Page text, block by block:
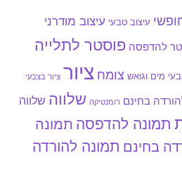
עיצוב טבעי עיצוב מודרני
להדפסה פוסטר לתלייה
מים וגואש צומח ציור ציור בצבעי
בחינם רומנטיקה שלווה שלווה
תמונה להדפסה תמונה
בחינם תמונה להורדה